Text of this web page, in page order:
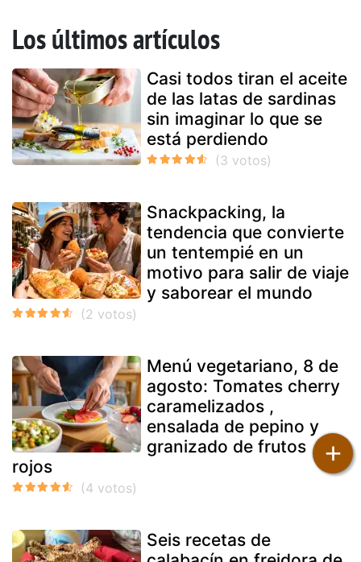
Los últimos artículos
Casi todos tiran el aceite
de las latas de sardinas
sin imaginar lo que se
está perdiendo
Snackpacking, la
tendencia que convierte
un tentempié en un
motivo para salir de viaje
y saborear el mundo
Menú vegetariano, 8 de
agosto: Tomates cherry
caramelizados ,
ensalada de pepino y
granizado de frutos
rojos
Seis recetas de
+